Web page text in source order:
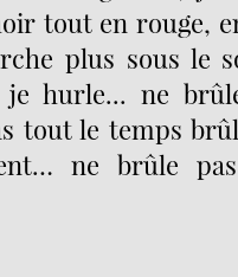
tout en rouge,
plus sous le
hurle... ne
tout le temps
ne brûle